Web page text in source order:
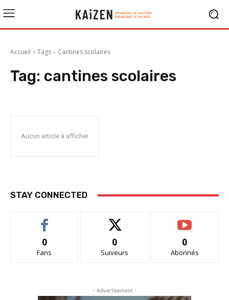
Accueil Tags Cantines scolaires
Tag: cantines scolaires
Aucun article à afficher
STAY CONNECTED
0
Fans
0
Suiveurs
0
Abonnés
- Advertisement -